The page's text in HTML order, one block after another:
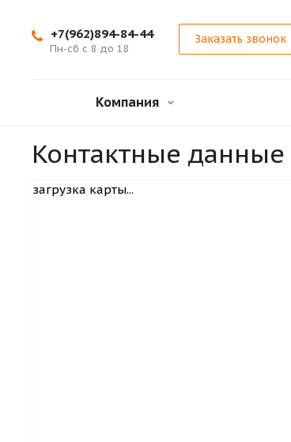
+7(962)894-84-44
Пн-сб с 8 до 18
Заказать звонок
Компания
Контактные данные
загрузка карты...